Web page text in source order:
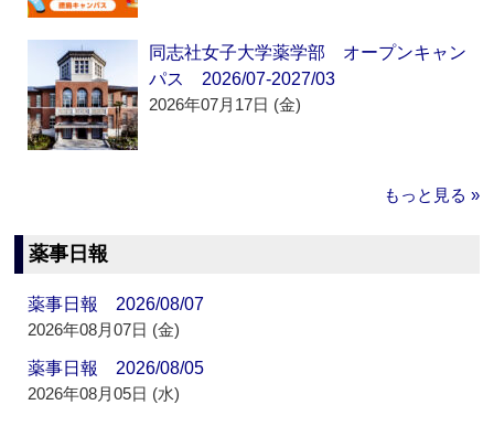
同志社女子大学薬学部 オープンキャン
パス 2026/07-2027/03
2026年07月17日 (金)
もっと見る »
薬事日報
薬事日報 2026/08/07
2026年08月07日 (金)
薬事日報 2026/08/05
2026年08月05日 (水)